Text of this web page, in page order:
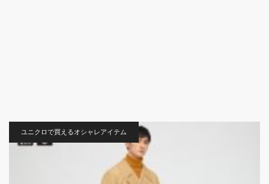
ユニクロで買えるオシャレアイテム